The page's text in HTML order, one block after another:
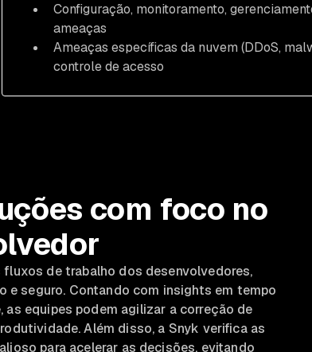
Configuração, monitoramento,
ameaças
Ameaças específicas da nuvem (DDoS,
controle de acesso
com foco no
de trabalho dos desenvolvedores,
e seguro. Contando com insights em tempo
equipes podem agilizar a correção de
Além disso, a Snyk verifica as
para acelerar as decisões, evitando